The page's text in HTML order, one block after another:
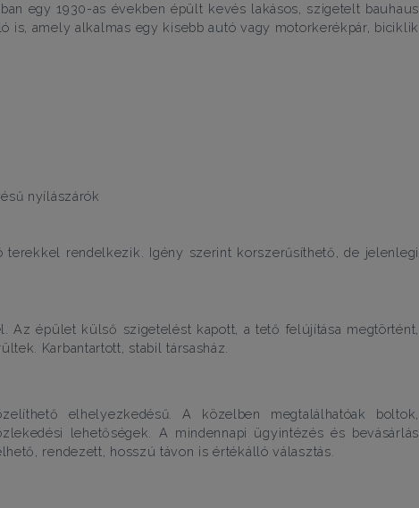
egy 1930-as években épült kevés lakásos, szigetelt bauhaus
is, amely alkalmas egy kisebb autó vagy motorkerékpár, biciklik
nyílászárók
rendelkezik. Igény szerint korszerűsíthető, de jelenlegi
Az épület külső szigetelést kapott, a tető felújítása megtörtént,
Karbantartott, stabil társasház.
elhelyezkedésű. A közelben megtalálhatóak boltok,
lehetőségek. A mindennapi ügyintézés és bevásárlás
rendezett, hosszú távon is értékálló választás.